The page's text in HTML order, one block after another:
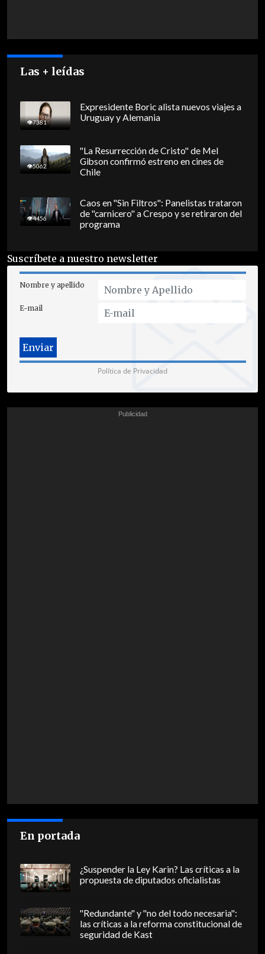
Las + leídas
7381
Expresidente Boric alista nuevos viajes a
Uruguay y Alemania
5062
"La Resurrección de Cristo" de Mel
Gibson confirmó estreno en cines de
Chile
4456
Caos en "Sin Filtros": Panelistas trataron
de "carnicero" a Crespo y se retiraron del
programa
Suscríbete a nuestro newsletter
Nombre y apellido
E-mail
Política de Privacidad
En portada
¿Suspender la Ley Karin? Las críticas a la
propuesta de diputados oficialistas
"Redundante" y "no del todo necesaria":
las críticas a la reforma constitucional de
seguridad de Kast